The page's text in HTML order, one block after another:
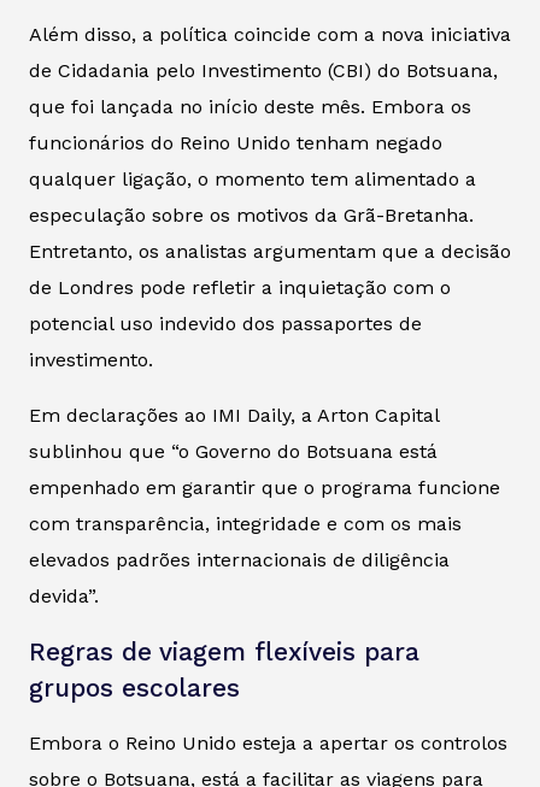
Além disso, a política coincide com a nova iniciativa
de Cidadania pelo Investimento (CBI) do Botsuana,
que foi lançada no início deste mês. Embora os
funcionários do Reino Unido tenham negado
qualquer ligação, o momento tem alimentado a
especulação sobre os motivos da Grã-Bretanha.
Entretanto, os analistas argumentam que a decisão
de Londres pode refletir a inquietação com o
potencial uso indevido dos passaportes de
investimento.
Em declarações ao IMI Daily, a Arton Capital
sublinhou que “o Governo do Botsuana está
empenhado em garantir que o programa funcione
com transparência, integridade e com os mais
elevados padrões internacionais de diligência
devida”.
Regras de viagem flexíveis para
grupos escolares
Embora o Reino Unido esteja a apertar os controlos
sobre o Botsuana, está a facilitar as viagens para